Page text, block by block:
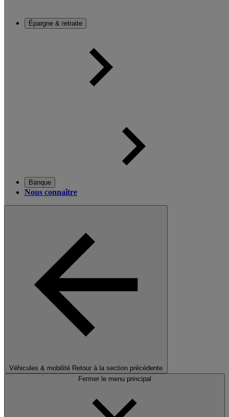
Épargne & retraite
Banque
Nous connaître
Véhicules & mobilité Retour à la section précédente
Fermer le menu principal